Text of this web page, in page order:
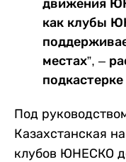
движения
как клубы
местах”, –
Под
Казахстанская
клубов ЮНЕСКО